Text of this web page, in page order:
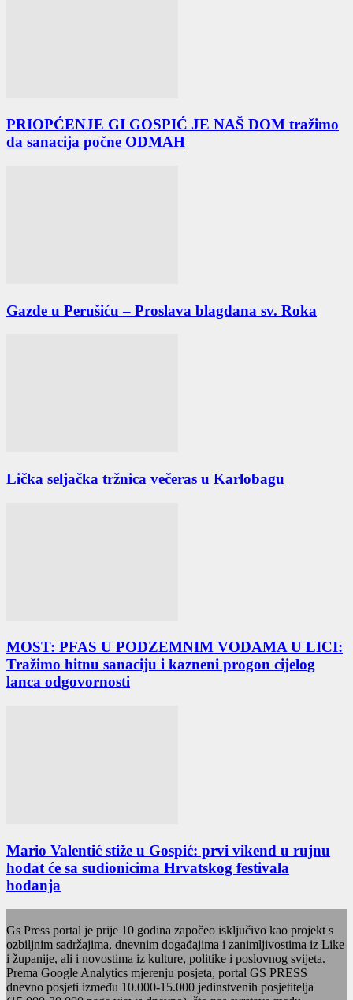
PRIOPĆENJE GI GOSPIĆ JE NAŠ DOM tražimo
da sanacija počne ODMAH
Gazde u Perušiću – Proslava blagdana sv. Roka
Lička seljačka tržnica večeras u Karlobagu
MOST: PFAS U PODZEMNIM VODAMA U LICI:
Tražimo hitnu sanaciju i kazneni progon cijelog
lanca odgovornosti
Mario Valentić stiže u Gospić: prvi vikend u rujnu
hodat će sa sudionicima Hrvatskog festivala
hodanja
Gs Press portal je prije 10 godina započeo isključivo kao projekt s
ozbiljnim sadržajima, dnevnim događajima i zanimljivostima iz Like
i županije, ali i novostima iz kulture, politike i poslovnog svijeta.
Prema Google Analytics mjerenju posjeta, portal GS PRESS
dnevno posjeti između 10.000-15.000 jedinstvenih posjetitelja